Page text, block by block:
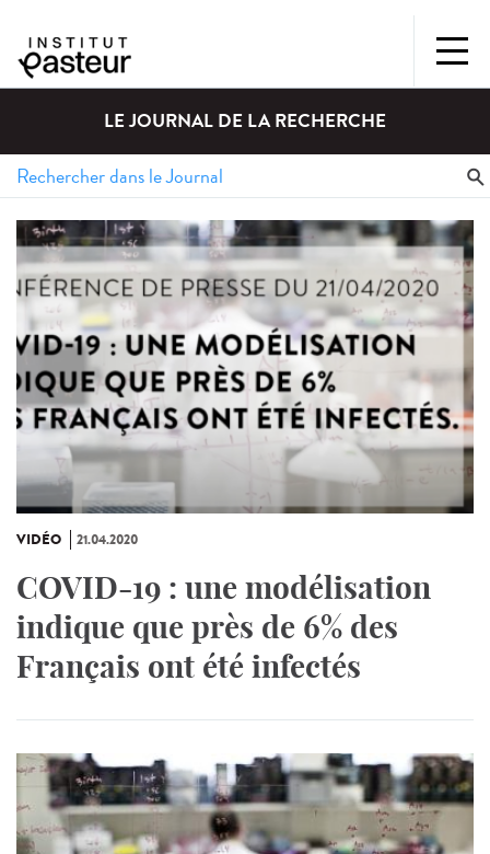
LE JOURNAL DE LA RECHERCHE
VIDÉO 21.04.2020
COVID-19 : une modélisation
indique que près de 6% des
Français ont été infectés